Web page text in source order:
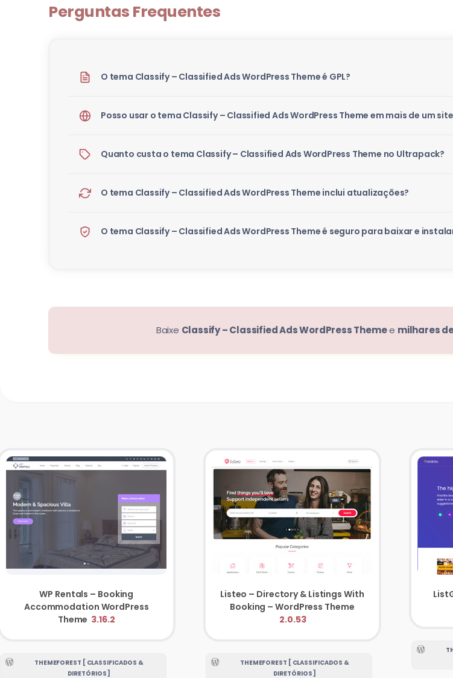
Perguntas Frequentes
O tema Classify – Classified Ads WordPress Theme é GPL?
Posso usar o tema Classify – Classified Ads WordPress Theme em mais de um
Quanto custa o tema Classify – Classified Ads WordPress Theme no Ultrapack?
O tema Classify – Classified Ads WordPress Theme inclui atualizações?
O tema Classify – Classified Ads WordPress Theme é seguro para baixar e
Baixe Classify – Classified Ads WordPress Themee milhares
WP Rentals – Booking
Accommodation WordPress
Theme 3.16.2
THEMEFOREST [ CLASSIFICADOS &
DIRETÓRIOS ]
Listeo – Directory & Listings With
2.0.53
THEMEFOREST [ CLASSIFICADOS &
DIRETÓRIOS ]